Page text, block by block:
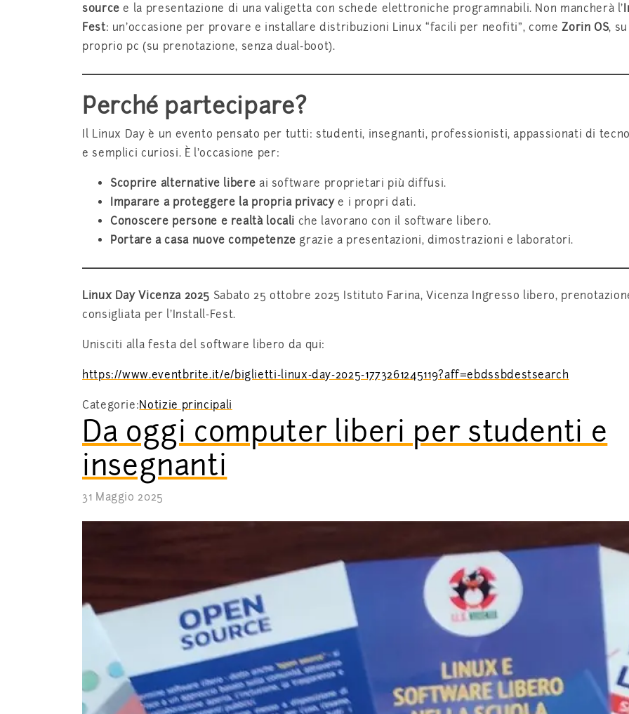
source e la presentazione di una valigetta con schede elettroniche programnabili. Non mancherà l’
Fest: un’occasione per provare e installare distribuzioni Linux “facili per neofiti”, comeZorin OS, su
proprio pc (su prenotazione, senza dual-boot).
Perché partecipare?
Il Linux Day è un evento pensato per tutti: studenti, insegnanti, professionisti, appassionati di
e semplici curiosi. È l’occasione per:
Scoprire alternative libere ai software proprietari più diffusi.
Imparare a proteggere la propria privacye i propri dati.
Conoscere persone e realtà locali che lavorano con il software libero.
Portare a casa nuove competenze grazie a presentazioni, dimostrazioni e laboratori.
Linux Day Vicenza 2025 Sabato 25 ottobre 2025 Istituto Farina, Vicenza Ingresso libero,
consigliata per l’Install-Fest.
Unisciti alla festa del software libero da qui:
https://www.eventbrite.it/e/biglietti-linux-day-2025-1773261245119?aff=ebdssbdestsearch
Categorie:Notizie principali
Da oggi computer liberi per studenti e
insegnanti
31 Maggio 2025